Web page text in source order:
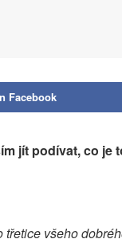
Facebook
jít podívat, co je
třetice všeho